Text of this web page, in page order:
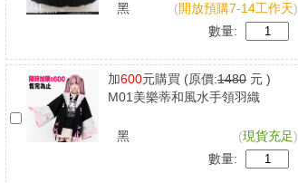
黑 (開放預購7-14工作天)
數量:
加600元購買 (原價:1480 元 )
M01美樂蒂和風水手領羽織
黑 (現貨充足)
數量: